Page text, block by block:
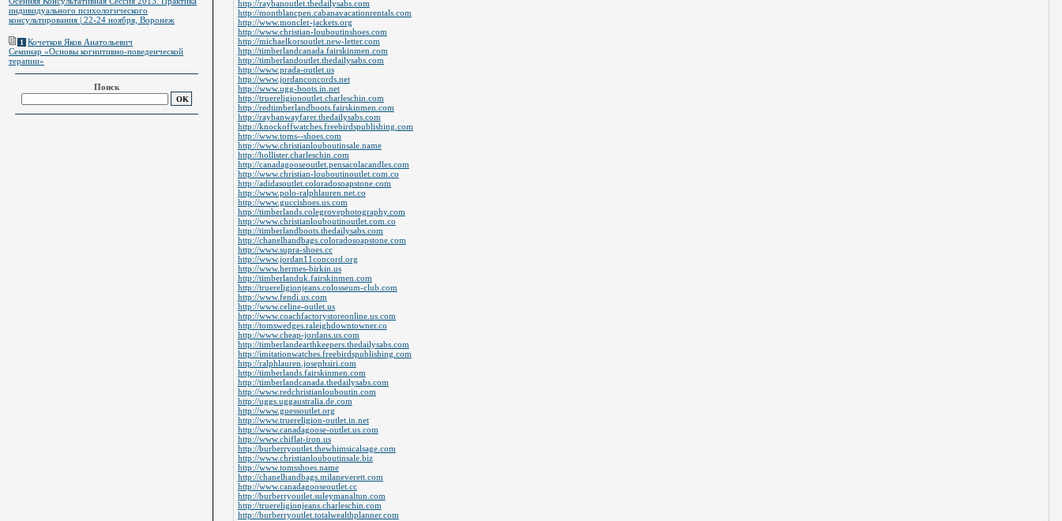
http://raybanoutlet.thedailysabs.com
http://montblancpen.cabanavacationrentals.com
http://www.moncler-jackets.org
http://www.christian-louboutinshoes.com
http://michaelkorsoutlet.new-letter.com
http://timberlandcanada.fairskinmen.com
http://timberlandoutlet.thedailysabs.com
http://www.prada-outlet.us
http://www.jordanconcords.net
http://www.ugg-boots.in.net
http://truereligionoutlet.charleschin.com
http://redtimberlandboots.fairskinmen.com
http://raybanwayfarer.thedailysabs.com
http://knockoffwatches.freebirdspublishing.com
http://www.toms--shoes.com
http://www.christianlouboutinsale.name
http://hollister.charleschin.com
http://canadagooseoutlet.pensacolacandles.com
http://www.christian-louboutinoutlet.com.co
http://adidasoutlet.coloradosoapstone.com
http://www.polo-ralphlauren.net.co
http://www.guccishoes.us.com
http://timberlands.colegrovephotography.com
http://www.christianlouboutinoutlet.com.co
http://timberlandboots.thedailysabs.com
http://chanelhandbags.coloradosoapstone.com
http://www.supra-shoes.cc
http://www.jordan11concord.org
http://www.hermes-birkin.us
http://timberlanduk.fairskinmen.com
http://truereligionjeans.colosseum-club.com
http://www.fendi.us.com
http://www.celine-outlet.us
http://www.coachfactorystoreonline.us.com
http://tomswedges.raleighdowntowner.co
http://www.cheap-jordans.us.com
http://timberlandearthkeepers.thedailysabs.com
http://imitationwatches.freebirdspublishing.com
http://ralphlauren.josephsiri.com
http://timberlands.fairskinmen.com
http://timberlandcanada.thedailysabs.com
http://www.redchristianlouboutin.com
http://uggs.uggaustralia.de.com
http://www.guessoutlet.org
http://www.truereligion-outlet.in.net
http://www.canadagoose-outlet.us.com
http://www.chiflat-iron.us
http://burberryoutlet.thewhimsicalsage.com
http://www.christianlouboutinsale.biz
http://www.tomsshoes.name
http://chanelhandbags.milaneverett.com
http://www.canadagooseoutlet.cc
http://burberryoutlet.suleymanaltun.com
http://truereligionjeans.charleschin.com
http://burberryoutlet.totalwealthplanner.com
индивидуального психологического
консультирования | 22-24 ноября, Воронеж
1 Кочетков Яков Анатольевич
Семинар «Основы когнитивно-поведенческой
терапии»
Поиск